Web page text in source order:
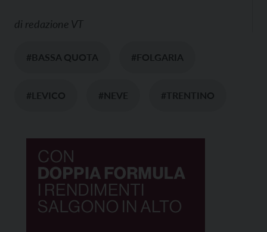
di redazione VT
#BASSA QUOTA #FOLGARIA
#LEVICO #NEVE #TRENTINO